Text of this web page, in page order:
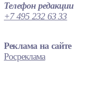
Телефон редакции
+7 495 232 63 33
Реклама на сайте
Росреклама